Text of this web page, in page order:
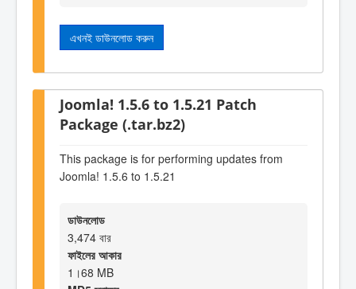
এখনই ডাউনলোড করুন
Joomla! 1.5.6 to 1.5.21 Patch
Package (.tar.bz2)
This package is for performing updates from
Joomla! 1.5.6 to 1.5.21
ডাউনলোড
3,474 বার
ফাইলের আকার
1।68 MB